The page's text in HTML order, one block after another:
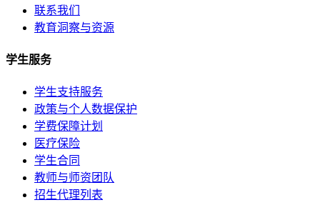
联系我们
教育洞察与资源
学生服务
学生支持服务
政策与个人数据保护
学费保障计划
医疗保险
学生合同
教师与师资团队
招生代理列表